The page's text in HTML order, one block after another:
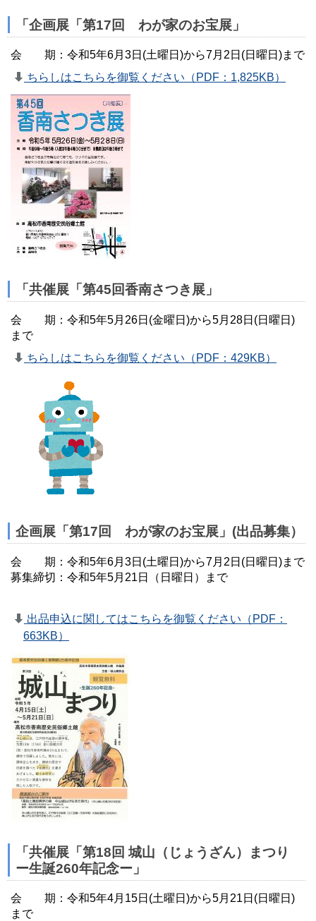
「企画展「第17回 わが家のお宝展」
会 期：令和5年6月3日(土曜日)から7月2日(日曜日)まで
ちらしはこちらを御覧ください（PDF：1,825KB）
「共催展「第45回香南さつき展」
会 期：令和5年5月26日(金曜日)から5月28日(日曜日)
まで
ちらしはこちらを御覧ください（PDF：429KB）
企画展「第17回 わが家のお宝展」(出品募集）
会 期：令和5年6月3日(土曜日)から7月2日(日曜日)まで
募集締切：令和5年5月21日（日曜日）まで
出品申込に関してはこちらを御覧ください（PDF：
663KB）
「共催展「第18回 城山（じょうざん）まつり
ー生誕260年記念ー」
会 期：令和5年4月15日(土曜日)から5月21日(日曜日)
まで